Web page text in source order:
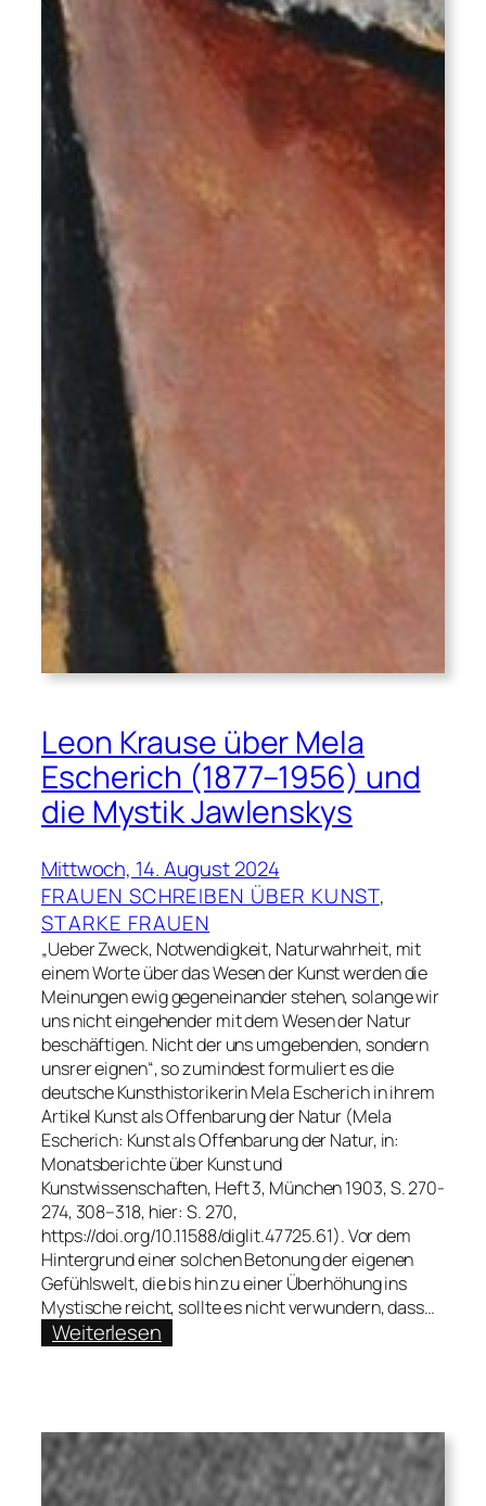
Leon Krause über Mela
Escherich (1877–1956) und
die Mystik Jawlenskys
Mittwoch, 14. August 2024
FRAUEN SCHREIBEN ÜBER KUNST
STARKE FRAUEN
„Ueber Zweck, Notwendigkeit, Naturwahrheit, mit
einem Worte über das Wesen der Kunst werden die
Meinungen ewig gegeneinander stehen, solange wir
uns nicht eingehender mit dem Wesen der Natur
beschäftigen. Nicht der uns umgebenden, sondern
unsrer eignen“, so zumindest formuliert es die
deutsche Kunsthistorikerin Mela Escherich in ihrem
Artikel Kunst als Offenbarung der Natur (Mela
Escherich: Kunst als Offenbarung der Natur, in:
Monatsberichte über Kunst und
Kunstwissenschaften, Heft 3, München 1903, S. 270-
274, 308–318, hier: S. 270,
https://doi.org/10.11588/diglit.47725.61). Vor dem
Hintergrund einer solchen Betonung der eigenen
Gefühlswelt, die bis hin zu einer Überhöhung ins
Mystische reicht, sollte es nicht verwundern, dass…
Weiterlesen:
Mela
Escherich